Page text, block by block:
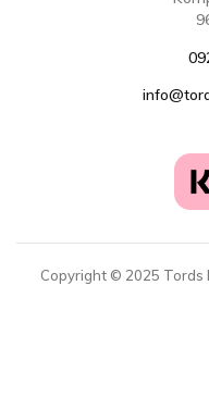
Copyright © 2025 Tords